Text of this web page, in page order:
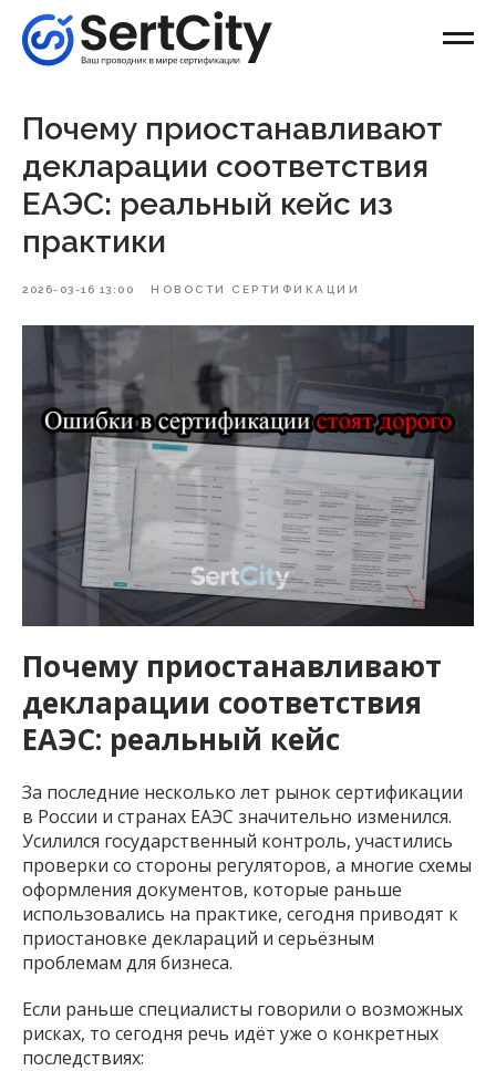
Почему приостанавливают
декларации соответствия
ЕАЭС: реальный кейс из
практики
2026-03-16 13:00 НОВОСТИ СЕРТИФИКАЦИИ
Почему приостанавливают
декларации соответствия
ЕАЭС: реальный кейс
За последние несколько лет рынок сертификации
в России и странах ЕАЭС значительно изменился.
Усилился государственный контроль, участились
проверки со стороны регуляторов, а многие схемы
оформления документов, которые раньше
использовались на практике, сегодня приводят к
приостановке деклараций и серьёзным
проблемам для бизнеса.
Если раньше специалисты говорили о возможных
рисках, то сегодня речь идёт уже о конкретных
последствиях: